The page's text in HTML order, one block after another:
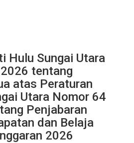
Hulu Sungai Utara
tentang
atas Peraturan
Utara Nomor 64
Penjabaran
dan Belaja
2026